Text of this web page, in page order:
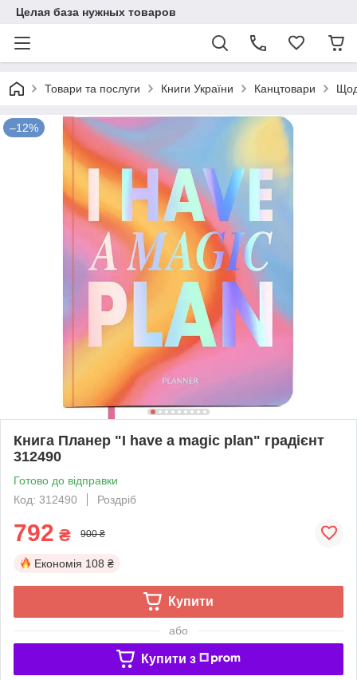
Целая база нужных товаров
Товари та послуги Книги України Канцтовари
–12%
Книга Планер "I have a magic plan" градієнт
312490
Готово до відправки
Код: 312490
Роздріб
792 ₴ 900 ₴
Економія 108 ₴
Купити
або
Купити з